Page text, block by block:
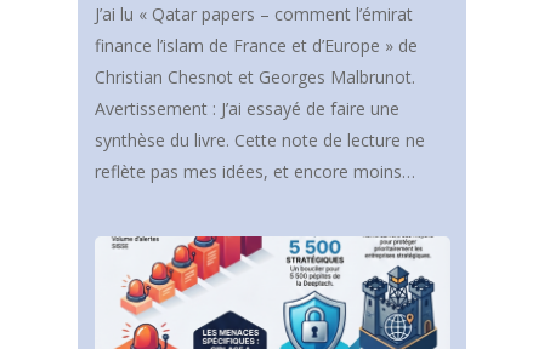
J’ai lu « Qatar papers – comment l’émirat
finance l’islam de France et d’Europe » de
Christian Chesnot et Georges Malbrunot.
Avertissement : J’ai essayé de faire une
synthèse du livre. Cette note de lecture ne
reflète pas mes idées, et encore moins…